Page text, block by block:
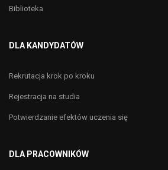
Biblioteka
DLA KANDYDATÓW
Rekrutacja krok po kroku
Rejestracja na studia
Potwierdzanie efektów uczenia się
DLA PRACOWNIKÓW